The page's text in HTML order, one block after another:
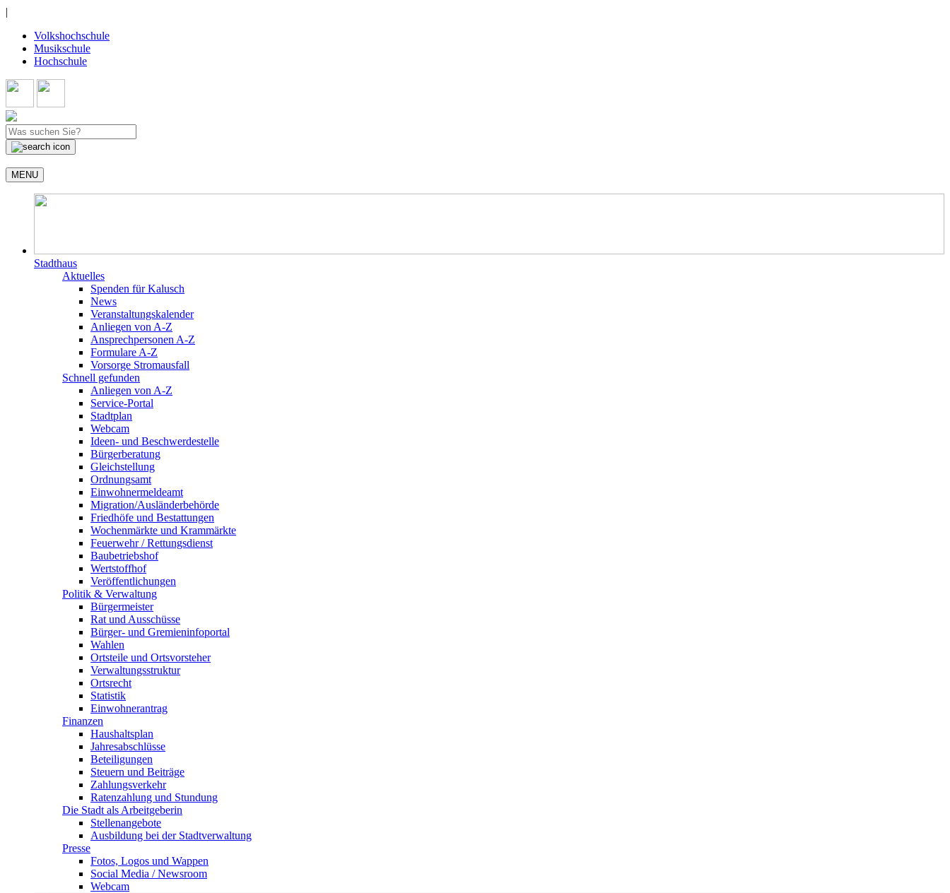
|
Volkshochschule
Musikschule
Hochschule
MENU
Stadthaus
Aktuelles
Spenden für Kalusch
News
Veranstaltungskalender
Anliegen von A-Z
Ansprechpersonen A-Z
Formulare A-Z
Vorsorge Stromausfall
Schnell gefunden
Anliegen von A-Z
Service-Portal
Stadtplan
Webcam
Ideen- und Beschwerdestelle
Bürgerberatung
Gleichstellung
Ordnungsamt
Einwohnermeldeamt
Migration/Ausländerbehörde
Friedhöfe und Bestattungen
Wochenmärkte und Krammärkte
Feuerwehr / Rettungsdienst
Baubetriebshof
Wertstoffhof
Veröffentlichungen
Politik & Verwaltung
Bürgermeister
Rat und Ausschüsse
Bürger- und Gremieninfoportal
Wahlen
Ortsteile und Ortsvorsteher
Verwaltungsstruktur
Ortsrecht
Statistik
Einwohnerantrag
Finanzen
Haushaltsplan
Jahresabschlüsse
Beteiligungen
Steuern und Beiträge
Zahlungsverkehr
Ratenzahlung und Stundung
Die Stadt als Arbeitgeberin
Stellenangebote
Ausbildung bei der Stadtverwaltung
Presse
Fotos, Logos und Wappen
Social Media / Newsroom
Webcam